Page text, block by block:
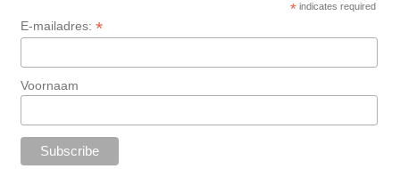
* indicates required
E-mailadres: *
Voornaam